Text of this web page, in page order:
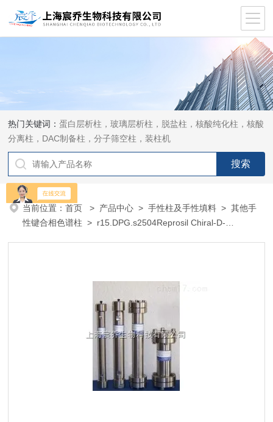
热门关键词：蛋白层析柱，玻璃层析柱，脱盐柱，核酸纯化柱，核酸
分离柱，DAC制备柱，分子筛空柱，装柱机
当前位置：首页 > 产品中心 >手性柱及手性填料 >其他手
性键合相色谱柱 > r15.DPG.s2504Reprosil Chiral-D-